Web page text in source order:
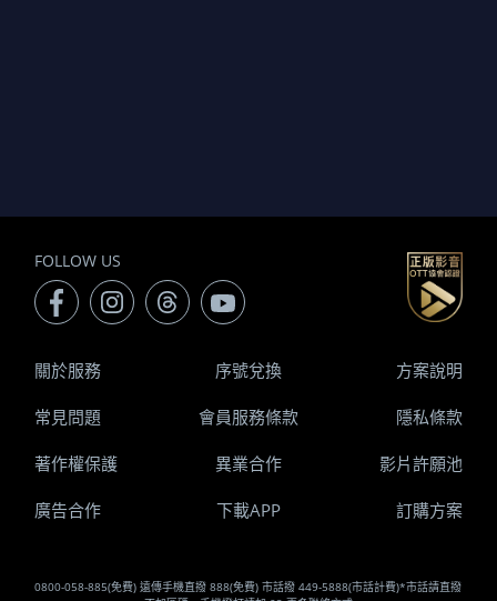
FOLLOW US
0800-058-885(免費) 遠傳手機直撥 888(免費) 市話撥 449-5888(市話計費)*市話請直撥
關於服務 序號兌換 方案說明
常見問題 會員服務條款 隱私條款
著作權保護 異業合作 影片許願池
廣告合作 下載APP 訂購方案